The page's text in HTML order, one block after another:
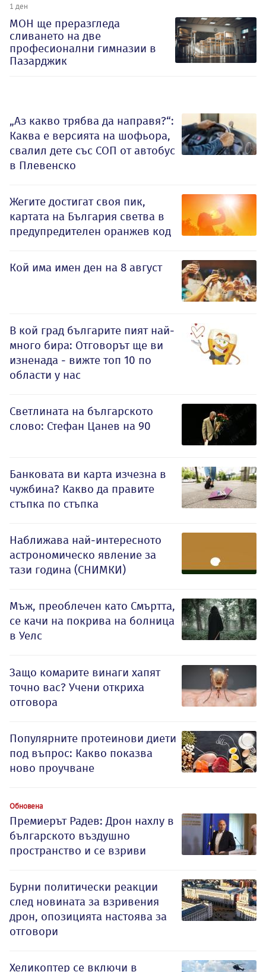
1 ден
МОН ще преразгледа
сливането на две
професионални гимназии в
Пазарджик
„Аз какво трябва да направя?“:
Каква е версията на шофьора,
свалил дете със СОП от автобус
в Плевенско
Жегите достигат своя пик,
картата на България светва в
предупредителен оранжев код
Кой има имен ден на 8 август
В кой град българите пият най-
много бира: Отговорът ще ви
изненада - вижте топ 10 по
области у нас
Светлината на българското
слово: Стефан Цанев на 90
Банковата ви карта изчезна в
чужбина? Какво да правите
стъпка по стъпка
Наближава най-интересното
астрономическо явление за
тази година (СНИМКИ)
Мъж, преоблечен като Смъртта,
се качи на покрива на болница
в Уелс
Защо комарите винаги хапят
точно вас? Учени откриха
отговора
Популярните протеинови диети
под въпрос: Какво показва
ново проучване
Обновена
Премиерът Радев: Дрон нахлу в
българското въздушно
пространство и се взриви
Бурни политически реакции
след новината за взривения
дрон, опозицията настоява за
отговори
Хеликоптер се включи в